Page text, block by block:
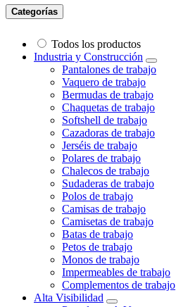
Categorías
Todos los productos
Industria y Construcción
Pantalones de trabajo
Vaquero de trabajo
Bermudas de trabajo
Chaquetas de trabajo
Softshell de trabajo
Cazadoras de trabajo
Jerséis de trabajo
Polares de trabajo
Chalecos de trabajo
Sudaderas de trabajo
Polos de trabajo
Camisas de trabajo
Camisetas de trabajo
Batas de trabajo
Petos de trabajo
Monos de trabajo
Impermeables de trabajo
Complementos de trabajo
Alta Visibilidad